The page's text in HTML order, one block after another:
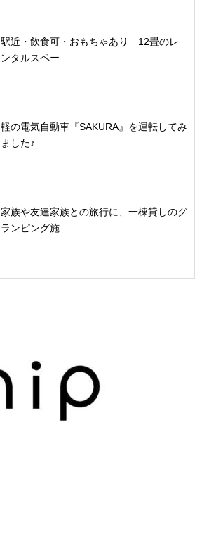
駅近・飲食可・おもちゃあり 12畳のレ
ンタルスペー...
軽の電気自動車『SAKURA』を運転してみ
ました♪
家族や友達家族との旅行に、一棟貸しのグ
ランピング施...